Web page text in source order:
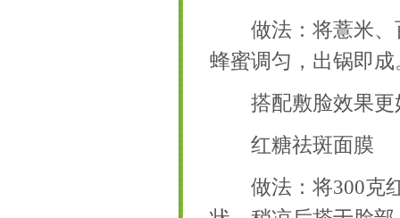
做法：将薏米、
蜂蜜调匀，出锅即成
搭配敷脸效果更
红糖祛斑面膜
做法：将300克红